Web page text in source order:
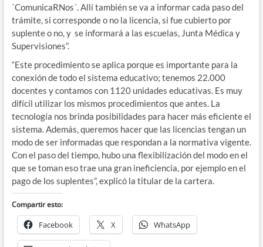
´ComunicaRNos´. Allí también se va a informar cada paso del
trámite, si corresponde o no la licencia, si fue cubierto por
suplente o no, y se informará a las escuelas, Junta Médica y
Supervisiones”.
“Este procedimiento se aplica porque es importante para la
conexión de todo el sistema educativo; tenemos 22.000
docentes y contamos con 1120 unidades educativas. Es muy
difícil utilizar los mismos procedimientos que antes. La
tecnología nos brinda posibilidades para hacer más eficiente el
sistema. Además, queremos hacer que las licencias tengan un
modo de ser informadas que respondan a la normativa vigente.
Con el paso del tiempo, hubo una flexibilización del modo en el
que se toman eso trae una gran ineficiencia, por ejemplo en el
pago de los suplentes”, explicó la titular de la cartera.
Compartir esto:
Facebook X WhatsApp